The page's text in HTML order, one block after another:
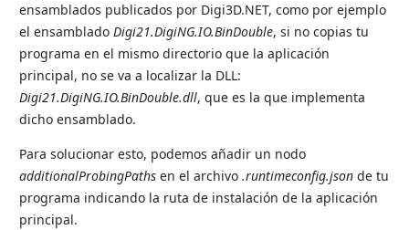
ensamblados publicados por Digi3D.NET, como por ejemplo
el ensamblado Digi21.DigiNG.IO.BinDouble, si no copias tu
programa en el mismo directorio que la aplicación
principal, no se va a localizar la DLL:
Digi21.DigiNG.IO.BinDouble.dll, que es la que implementa
dicho ensamblado.
Para solucionar esto, podemos añadir un nodo
additionalProbingPaths en el archivo .runtimeconfig.json de tu
programa indicando la ruta de instalación de la aplicación
principal.